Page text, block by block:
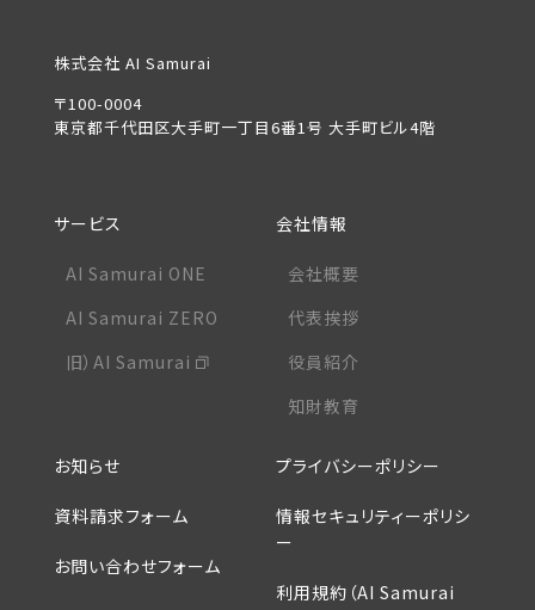
株式会社 AI Samurai
〒100-0004
東京都千代田区大手町一丁目6番1号 大手町ビル4階
サービス
AI Samurai ONE
AI Samurai ZERO
旧）AI Samurai
会社情報
会社概要
代表挨拶
役員紹介
知財教育
お知らせ
資料請求フォーム
お問い合わせフォーム
プライバシーポリシー
情報セキュリティーポリシ
ー
利用規約（AI Samurai